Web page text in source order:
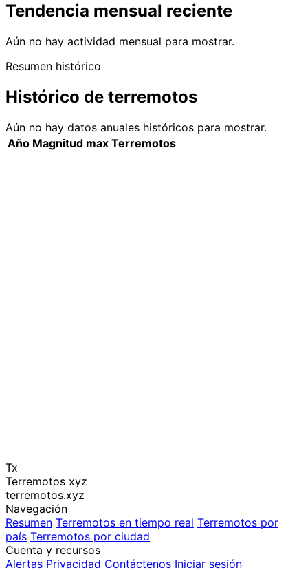
Tendencia mensual reciente
Aún no hay actividad mensual para mostrar.
Resumen histórico
Histórico de terremotos
Aún no hay datos anuales históricos para mostrar.
Año Magnitud max Terremotos
Tx
Terremotos xyz
terremotos.xyz
Navegación
Resumen Terremotos en tiempo real Terremotos por
país Terremotos por ciudad
Cuenta y recursos
Alertas Privacidad Contáctenos Iniciar sesión